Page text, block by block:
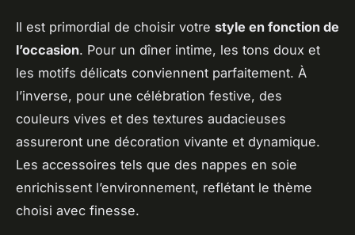
Il est primordial de choisir votre style en fonction de
l’occasion. Pour un dîner intime, les tons doux et
les motifs délicats conviennent parfaitement. À
l’inverse, pour une célébration festive, des
couleurs vives et des textures audacieuses
assureront une décoration vivante et dynamique.
Les accessoires tels que des nappes en soie
enrichissent l’environnement, reflétant le thème
choisi avec finesse.